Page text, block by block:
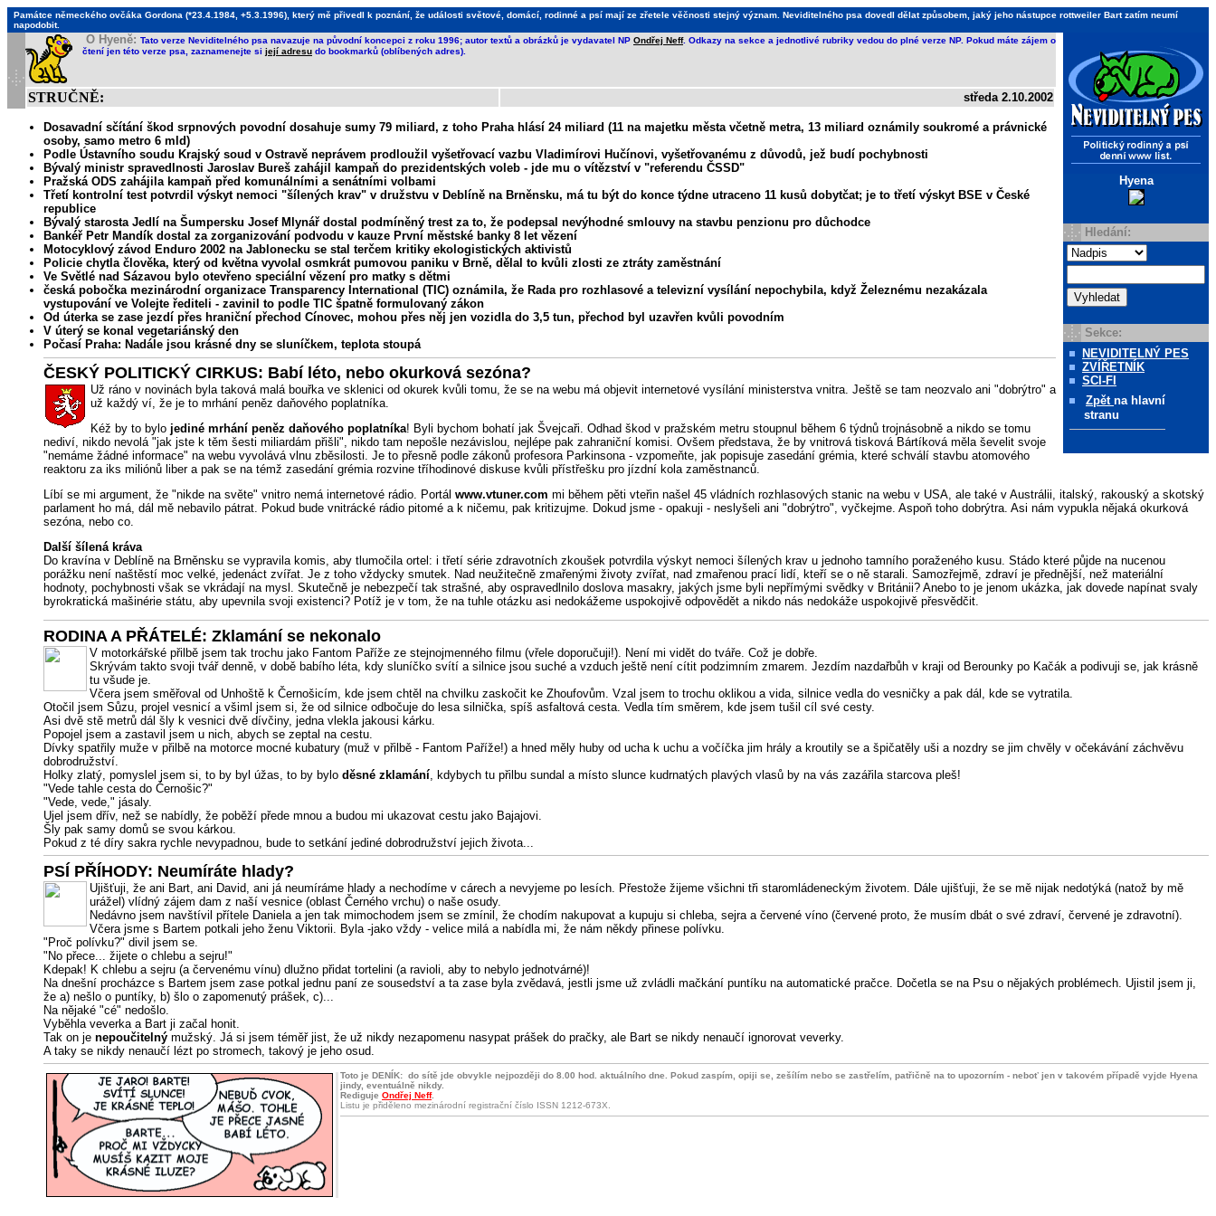
Památce německého ovčáka Gordona (*23.4.1984, +5.3.1996), který mě přivedl k poznání, že události světové, domácí, rodinné a psí mají ze zřetele věčnosti stejný význam. Neviditelného psa dovedl dělat způsobem, jaký jeho nástupce rottweiler Bart zatím neumí
napodobit.
Hyena
Hledání:
Sekce:
NEVIDITELNÝ PES
ZVÍŘETNÍK
SCI-FI
Zpět na hlavní
stranu
O Hyeně: Tato verze Neviditelného psa navazuje na původní koncepci z roku 1996; autor textů a obrázků je vydavatel NP Ondřej Neff. Odkazy na sekce a jednotlivé rubriky vedou do plné verze NP. Pokud máte zájem o
čtení jen této verze psa, zaznamenejte si její adresu do bookmarků (oblíbených adres).
STRUČNĚ: středa 2.10.2002
Dosavadní sčítání škod srpnových povodní dosahuje sumy 79 miliard, z toho Praha hlásí 24 miliard (11 na majetku města včetně metra, 13 miliard oznámily soukromé a právnické
osoby, samo metro 6 mld)
Podle Ústavního soudu Krajský soud v Ostravě neprávem prodloužil vyšetřovací vazbu Vladimírovi Hučínovi, vyšetřovanému z důvodů, jež budí pochybnosti
Bývalý ministr spravedlnosti Jaroslav Bureš zahájil kampaň do prezidentských voleb - jde mu o vítězství v "referendu ČSSD"
Pražská ODS zahájila kampaň před komunálními a senátními volbami
Třetí kontrolní test potvrdil výskyt nemoci "šílených krav" v družstvu v Deblíně na Brněnsku, má tu být do konce týdne utraceno 11 kusů dobytčat; je to třetí výskyt BSE v České
republice
Bývalý starosta Jedlí na Šumpersku Josef Mlynář dostal podmíněný trest za to, že podepsal nevýhodné smlouvy na stavbu penzionu pro důchodce
Bankéř Petr Mandík dostal za zorganizování podvodu v kauze První městské banky 8 let vězení
Motocyklový závod Enduro 2002 na Jablonecku se stal terčem kritiky ekologistických aktivistů
Policie chytla člověka, který od května vyvolal osmkrát pumovou paniku v Brně, dělal to kvůli zlosti ze ztráty zaměstnání
Ve Světlé nad Sázavou bylo otevřeno speciální vězení pro matky s dětmi
česká pobočka mezinárodní organizace Transparency International (TIC) oznámila, že Rada pro rozhlasové a televizní vysílání nepochybila, když Železnému nezakázala
vystupování ve Volejte řediteli - zavinil to podle TIC špatně formulovaný zákon
Od úterka se zase jezdí přes hraniční přechod Cínovec, mohou přes něj jen vozidla do 3,5 tun, přechod byl uzavřen kvůli povodním
V úterý se konal vegetariánský den
Počasí Praha: Nadále jsou krásné dny se sluníčkem, teplota stoupá
ČESKÝ POLITICKÝ CIRKUS: Babí léto, nebo okurková sezóna?
Už ráno v novinách byla taková malá bouřka ve sklenici od okurek kvůli tomu, že se na webu má objevit internetové vysílání ministerstva vnitra. Ještě se tam neozvalo ani "dobrýtro" a
už každý ví, že je to mrhání peněz daňového poplatníka.
Kéž by to bylo jediné mrhání peněz daňového poplatníka! Byli bychom bohatí jak Švejcaři. Odhad škod v pražském metru stoupnul během 6 týdnů trojnásobně a nikdo se tomu
nediví, nikdo nevolá "jak jste k těm šesti miliardám přišli", nikdo tam nepošle nezávislou, nejlépe pak zahraniční komisi. Ovšem představa, že by vnitrová tisková Bártíková měla ševelit svoje
"nemáme žádné informace" na webu vyvolává vlnu zběsilosti. Je to přesně podle zákonů profesora Parkinsona - vzpomeňte, jak popisuje zasedání grémia, které schválí stavbu atomového
reaktoru za iks miliónů liber a pak se na témž zasedání grémia rozvine tříhodinové diskuse kvůli přístřešku pro jízdní kola zaměstnanců.
Líbí se mi argument, že "nikde na světe" vnitro nemá internetové rádio. Portál www.vtuner.com mi během pěti vteřin našel 45 vládních rozhlasových stanic na webu v USA, ale také v Austrálii, italský, rakouský a skotský
parlament ho má, dál mě nebavilo pátrat. Pokud bude vnitrácké rádio pitomé a k ničemu, pak kritizujme. Dokud jsme - opakuji - neslyšeli ani "dobrýtro", vyčkejme. Aspoň toho dobrýtra. Asi nám vypukla nějaká okurková
sezóna, nebo co.
Další šílená kráva
Do kravína v Deblíně na Brněnsku se vypravila komis, aby tlumočila ortel: i třetí série zdravotních zkoušek potvrdila výskyt nemoci šílených krav u jednoho tamního poraženého kusu. Stádo které půjde na nucenou
porážku není naštěstí moc velké, jedenáct zvířat. Je z toho vždycky smutek. Nad neužitečně zmařenými životy zvířat, nad zmařenou prací lidí, kteří se o ně starali. Samozřejmě, zdraví je přednější, než materiální
hodnoty, pochybnosti však se vkrádají na mysl. Skutečně je nebezpečí tak strašné, aby ospravedlnilo doslova masakry, jakých jsme byli nepřímými svědky v Británii? Anebo to je jenom ukázka, jak dovede napínat svaly
byrokratická mašinérie státu, aby upevnila svoji existenci? Potíž je v tom, že na tuhle otázku asi nedokážeme uspokojivě odpovědět a nikdo nás nedokáže uspokojivě přesvědčit.
RODINA A PŘÁTELÉ: Zklamání se nekonalo
V motorkářské přilbě jsem tak trochu jako Fantom Paříže ze stejnojmenného filmu (vřele doporučuji!). Není mi vidět do tváře. Což je dobře.
Skrývám takto svoji tvář denně, v době babího léta, kdy sluníčko svítí a silnice jsou suché a vzduch ještě není cítit podzimním zmarem. Jezdím nazdařbůh v kraji od Berounky po Kačák a podivuji se, jak krásně
tu všude je.
Včera jsem směřoval od Unhoště k Černošicím, kde jsem chtěl na chvilku zaskočit ke Zhoufovům. Vzal jsem to trochu oklikou a vida, silnice vedla do vesničky a pak dál, kde se vytratila.
Otočil jsem Sůzu, projel vesnicí a všiml jsem si, že od silnice odbočuje do lesa silnička, spíš asfaltová cesta. Vedla tím směrem, kde jsem tušil cíl své cesty.
Asi dvě stě metrů dál šly k vesnici dvě dívčiny, jedna vlekla jakousi kárku.
Popojel jsem a zastavil jsem u nich, abych se zeptal na cestu.
Dívky spatřily muže v přilbě na motorce mocné kubatury (muž v přilbě - Fantom Paříže!) a hned měly huby od ucha k uchu a vočíčka jim hrály a kroutily se a špičatěly uši a nozdry se jim chvěly v očekávání záchvěvu
dobrodružství.
Holky zlatý, pomyslel jsem si, to by byl úžas, to by bylo děsné zklamání , kdybych tu přilbu sundal a místo slunce kudrnatých plavých vlasů by na vás zazářila starcova pleš!
"Vede tahle cesta do Černošic?"
"Vede, vede," jásaly.
Ujel jsem dřív, než se nabídly, že poběží přede mnou a budou mi ukazovat cestu jako Bajajovi.
Šly pak samy domů se svou kárkou.
Pokud z té díry sakra rychle nevypadnou, bude to setkání jediné dobrodružství jejich života...
PSÍ PŘÍHODY: Neumíráte hlady?
Ujišťuji, že ani Bart, ani David, ani já neumíráme hlady a nechodíme v cárech a nevyjeme po lesích. Přestože žijeme všichni tři staromládeneckým životem. Dále ujišťuji, že se mě nijak nedotýká (natož by mě
urážel) vlídný zájem dam z naší vesnice (oblast Černého vrchu) o naše osudy.
Nedávno jsem navštívil přítele Daniela a jen tak mimochodem jsem se zmínil, že chodím nakupovat a kupuju si chleba, sejra a červené víno (červené proto, že musím dbát o své zdraví, červené je zdravotní).
Včera jsme s Bartem potkali jeho ženu Viktorii. Byla -jako vždy - velice milá a nabídla mi, že nám někdy přinese polívku.
"Proč polívku?" divil jsem se.
"No přece... žijete o chlebu a sejru!"
Kdepak! K chlebu a sejru (a červenému vínu) dlužno přidat tortelini (a ravioli, aby to nebylo jednotvárné)!
Na dnešní procházce s Bartem jsem zase potkal jednu paní ze sousedství a ta zase byla zvědavá, jestli jsme už zvládli mačkání puntíku na automatické pračce. Dočetla se na Psu o nějakých problémech. Ujistil jsem ji,
že a) nešlo o puntíky, b) šlo o zapomenutý prášek, c)...
Na nějaké "cé" nedošlo.
Vyběhla veverka a Bart ji začal honit.
Tak on je nepoučitelný mužský. Já si jsem téměř jist, že už nikdy nezapomenu nasypat prášek do pračky, ale Bart se nikdy nenaučí ignorovat veverky.
A taky se nikdy nenaučí lézt po stromech, takový je jeho osud.
Toto je DENÍK: do sítě jde obvykle nejpozději do 8.00 hod. aktuálního dne. Pokud zaspím, opiji se, zešílím nebo se zastřelím, patřičně na to upozorním - neboť jen v takovém případě vyjde Hyena
jindy, eventuálně nikdy.
Rediguje Ondřej Neff.
Listu je přiděleno mezinárodní registrační číslo ISSN 1212-673X.